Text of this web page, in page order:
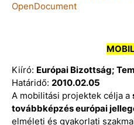
OpenDocument
Kiíró: Európai Bizottság;
Határidő: 2010.02.05
A mobilitási projektek célja a
továbbképzés európai
elméleti és gyakorlati